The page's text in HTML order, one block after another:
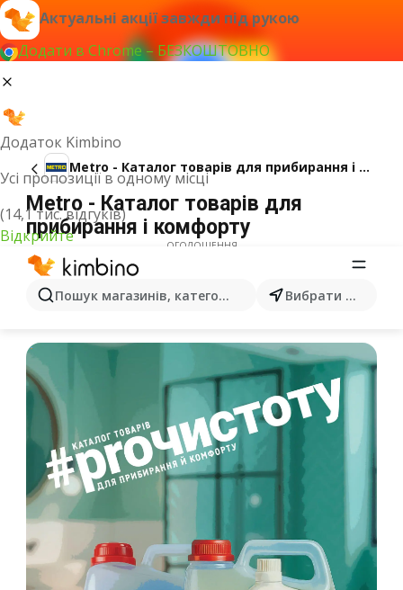
Актуальні акції завжди під рукою
Додати в Chrome – БЕЗКОШТОВНО
Додаток Kimbino
Усі пропозиції в одному місці
(14,1 тис. відгуків)
Відкрийте
Пошук магазинів, категорій, товарів... Вибрати місто
Metro - Каталог товарів для прибирання і комфорту
Metro - Каталог товарів для
прибирання і комфорту
ОГОЛОШЕННЯ